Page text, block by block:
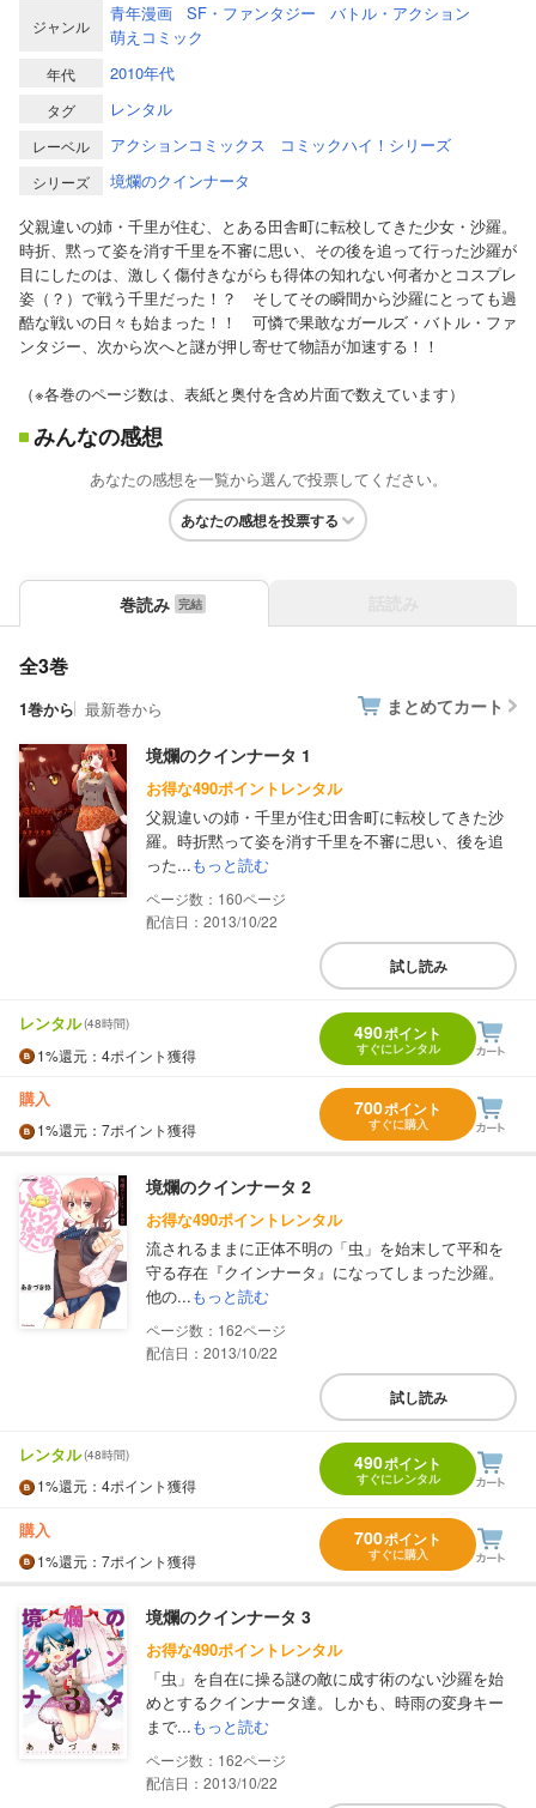
ジャンル
青年漫画 SF・ファンタジー
バトル・アクション
萌えコミック
年代 2010年代
タグ レンタル
レーベル アクションコミックス コミックハイ！シリーズ
シリーズ
境爛のクインナータ
父親違いの姉・千里が住む、とある田舎町に転校してきた少女・沙羅。
時折、黙って姿を消す千里を不審に思い、その後を追って行った沙羅が
目にしたのは、激しく傷付きながらも得体の知れない何者かとコスプレ
姿（？）で戦う千里だった！？ そしてその瞬間から沙羅にとっても過
酷な戦いの日々も始まった！！ 可憐で果敢なガールズ・バトル・ファ
ンタジー、次から次へと謎が押し寄せて物語が加速する！！
（※各巻のページ数は、表紙と奥付を含め片面で数えています）
みんなの感想
あなたの感想を一覧から選んで投票してください。
あなたの感想を投票する
巻読み
全3巻
1巻から 最新巻から まとめてカート
境爛のクインナータ 1
お得な490ポイントレンタル
父親違いの姉・千里が住む田舎町に転校してきた沙
羅。時折黙って姿を消す千里を不審に思い、後を追
った...もっと読む
160
配信日：2013/10/22
試し読み
レンタル(48時間)
1%還元 ：4ポイント獲得
490ポイント
すぐにレンタル
購入
1%還元 ：7ポイント獲得
700ポイント
すぐに購入
境爛のクインナータ 2
お得な490ポイントレンタル
流されるままに正体不明の「虫」を始末して平和を
守る存在『クインナータ』になってしまった沙羅。
他の...もっと読む
162
配信日：2013/10/22
試し読み
レンタル(48時間)
1%還元 ：4ポイント獲得
490ポイント
すぐにレンタル
購入
1%還元 ：7ポイント獲得
700ポイント
すぐに購入
境爛のクインナータ 3
お得な490ポイントレンタル
「虫」を自在に操る謎の敵に成す術のない沙羅を始
めとするクインナータ達。しかも、時雨の変身キー
まで...もっと読む
162
配信日：2013/10/22